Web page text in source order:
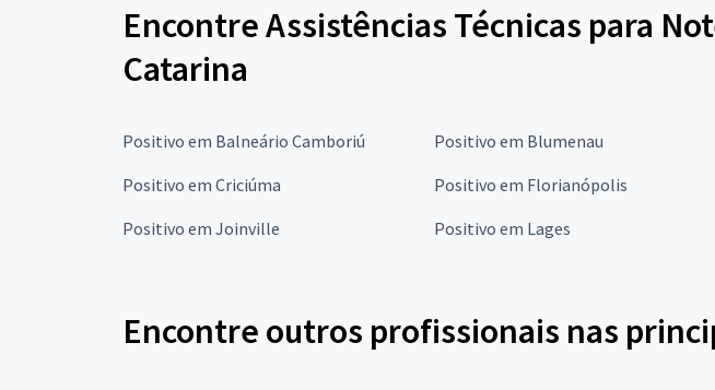
Encontre Assistências Técnicas para
Catarina
Positivo em Balneário Camboriú Positivo em Blumenau
Positivo em Criciúma
Positivo em Florianópolis
Positivo em Joinville
Positivo em Lages
Encontre outros profissionais nas